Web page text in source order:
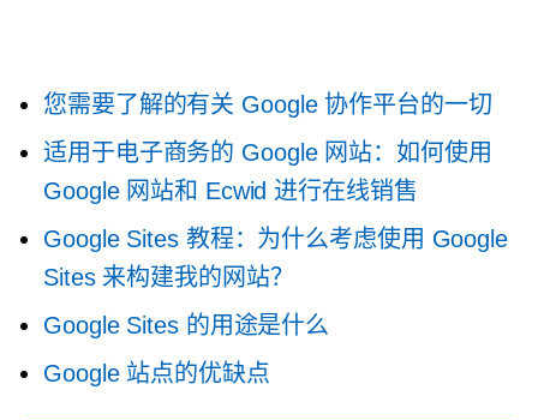
您需要了解的有关 Google 协作平台的一切
适用于电子商务的 Google 网站：如何使用
Google 网站和 Ecwid 进行在线销售
Google Sites 教程：为什么考虑使用 Google
Sites 来构建我的网站？
Google Sites 的用途是什么
Google 站点的优缺点